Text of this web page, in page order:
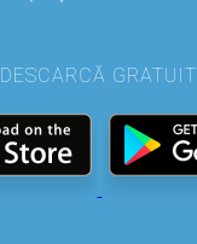
DESCARCĂ GRATUIT